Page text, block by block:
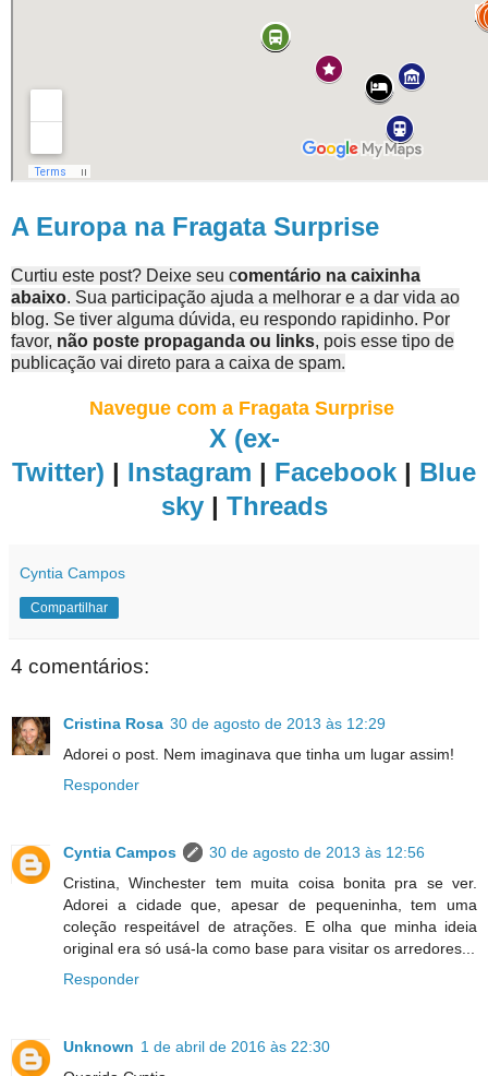
A Europa na Fragata Surprise
Curtiu este post? Deixe seu comentário na caixinha
abaixo. Sua participação ajuda a melhorar e a dar vida ao
blog. Se tiver alguma dúvida, eu respondo rapidinho. Por
favor, não poste propaganda ou links, pois esse tipo de
publicação vai direto para a caixa de spam.
Navegue com a Fragata Surprise
X (ex-
Twitter) | Instagram | Facebook | Blue
sky| Threads
Cyntia Campos
Compartilhar
4 comentários:
Cristina Rosa 30 de agosto de 2013 às 12:29
Adorei o post. Nem imaginava que tinha um lugar assim!
Responder
Cyntia Campos
30 de agosto de 2013 às 12:56
Cristina, Winchester tem muita coisa bonita pra se ver.
Adorei a cidade que, apesar de pequeninha, tem uma
coleção respeitável de atrações. E olha que minha ideia
original era só usá-la como base para visitar os arredores...
Responder
Unknown 1 de abril de 2016 às 22:30